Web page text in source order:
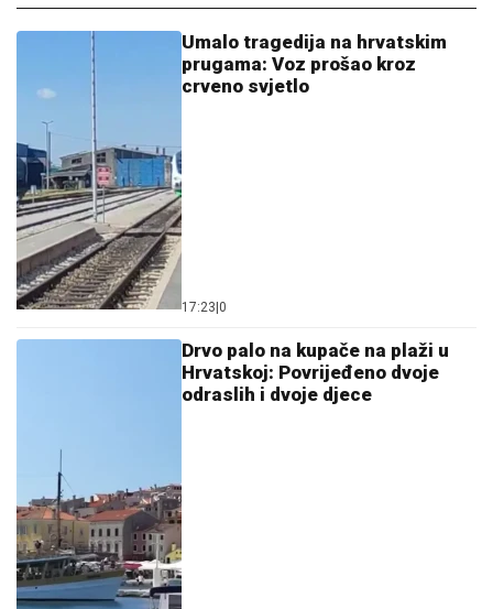
Umalo tragedija na hrvatskim
prugama: Voz prošao kroz
crveno svjetlo
17:23 0
Drvo palo na kupače na plaži u
Hrvatskoj: Povrijeđeno dvoje
odraslih i dvoje djece